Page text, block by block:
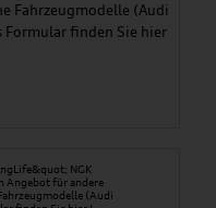
Fahrzeugmodelle (Audi
Formular finden Sie hier